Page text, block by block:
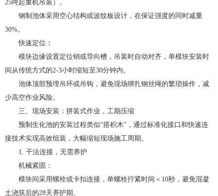
25吨起重机吊装）。
钢制池体采用空心结构或波纹板设计，在保证强度的同时减重
30%。
快速定位：
模块边缘设置定位销或导向槽，吊装时自动对齐，单模块安装时
间从传统方式的2-3小时缩短至30分钟内。
池体顶部预埋吊环或吊钩，避免现场绑扎钢丝绳的繁琐操作，减
少高空作业风险。
三、现场安装：拼装式作业，工期压缩
预制生化池的安装过程类似“搭积木”，通过标准化接口和快速连
接技术实现高效组装，大幅缩短现场施工周期。
1. 干法连接，无需养护
机械紧固：
模块间采用螺栓或卡扣连接，单螺栓拧紧时间＜10秒，避免混凝
土浇筑后的28天养护期。